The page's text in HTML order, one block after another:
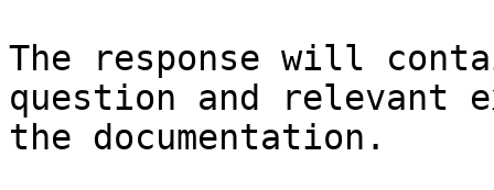
The response will
question and relevant
the documentation.